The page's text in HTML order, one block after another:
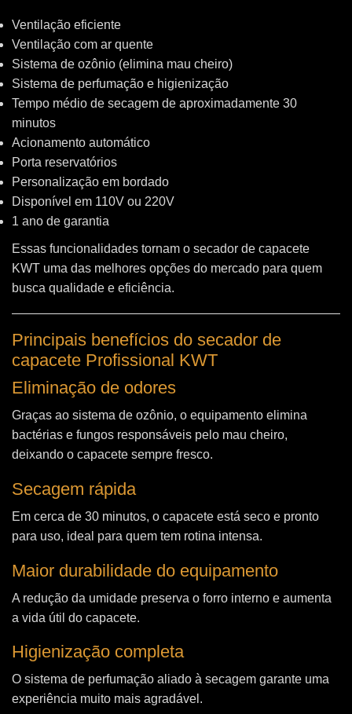
Ventilação eficiente
Ventilação com ar quente
Sistema de ozônio (elimina mau cheiro)
Sistema de perfumação e higienização
Tempo médio de secagem de aproximadamente 30
minutos
Acionamento automático
Porta reservatórios
Personalização em bordado
Disponível em 110V ou 220V
1 ano de garantia
Essas funcionalidades tornam o secador de capacete
KWT uma das melhores opções do mercado para quem
busca qualidade e eficiência.
Principais benefícios do secador de
capacete Profissional KWT
Eliminação de odores
Graças ao sistema de ozônio, o equipamento elimina
bactérias e fungos responsáveis pelo mau cheiro,
deixando o capacete sempre fresco.
Secagem rápida
Em cerca de 30 minutos, o capacete está seco e pronto
para uso, ideal para quem tem rotina intensa.
Maior durabilidade do equipamento
A redução da umidade preserva o forro interno e aumenta
a vida útil do capacete.
Higienização completa
O sistema de perfumação aliado à secagem garante uma
experiência muito mais agradável.